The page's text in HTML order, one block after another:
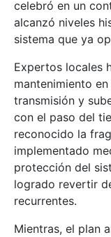
celebró en un
alcanzó niveles
sistema que ya
Expertos locales
mantenimiento
transmisión y
con el paso del
reconocido la
implementado
protección del
logrado revertir
recurrentes.
Mientras, el plan